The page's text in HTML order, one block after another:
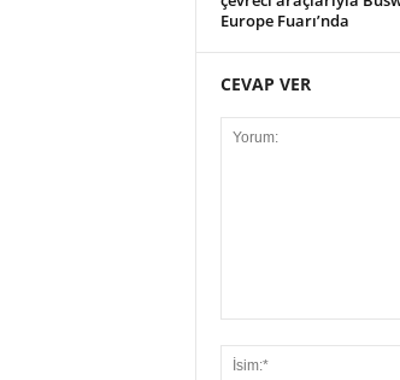
Europe Fuarı’nda
CEVAP VER